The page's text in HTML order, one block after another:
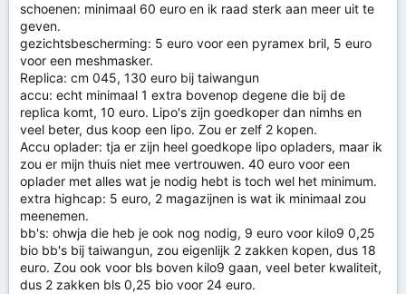
schoenen: minimaal 60 euro en ik raad sterk aan meer uit te
geven.
gezichtsbescherming: 5 euro voor een pyramex bril, 5 euro
voor een meshmasker.
Replica: cm 045, 130 euro bij taiwangun
accu: echt minimaal 1 extra bovenop degene die bij de
replica komt, 10 euro. Lipo's zijn goedkoper dan nimhs en
veel beter, dus koop een lipo. Zou er zelf 2 kopen.
Accu oplader: tja er zijn heel goedkope lipo opladers, maar ik
zou er mijn thuis niet mee vertrouwen. 40 euro voor een
oplader met alles wat je nodig hebt is toch wel het minimum.
extra highcap: 5 euro, 2 magazijnen is wat ik minimaal zou
meenemen.
bb's: ohwja die heb je ook nog nodig, 9 euro voor kilo9 0,25
bio bb's bij taiwangun, zou eigenlijk 2 zakken kopen, dus 18
euro. Zou ook voor bls boven kilo9 gaan, veel beter kwaliteit,
dus 2 zakken bls 0,25 bio voor 24 euro.